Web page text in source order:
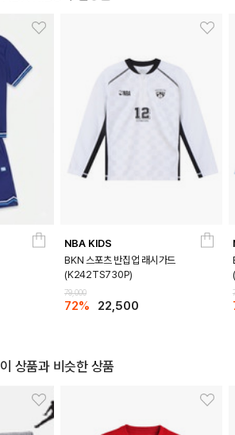
DETAILS
NBA KIDS
BKN 스포츠 반집업 래시가드
(K242TS730P)
79,000
72% 22,500
이 상품과 비슷한 상품